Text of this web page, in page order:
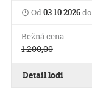
Od03.10.2026do
Bežná cena
1.200,00
Detail lodi